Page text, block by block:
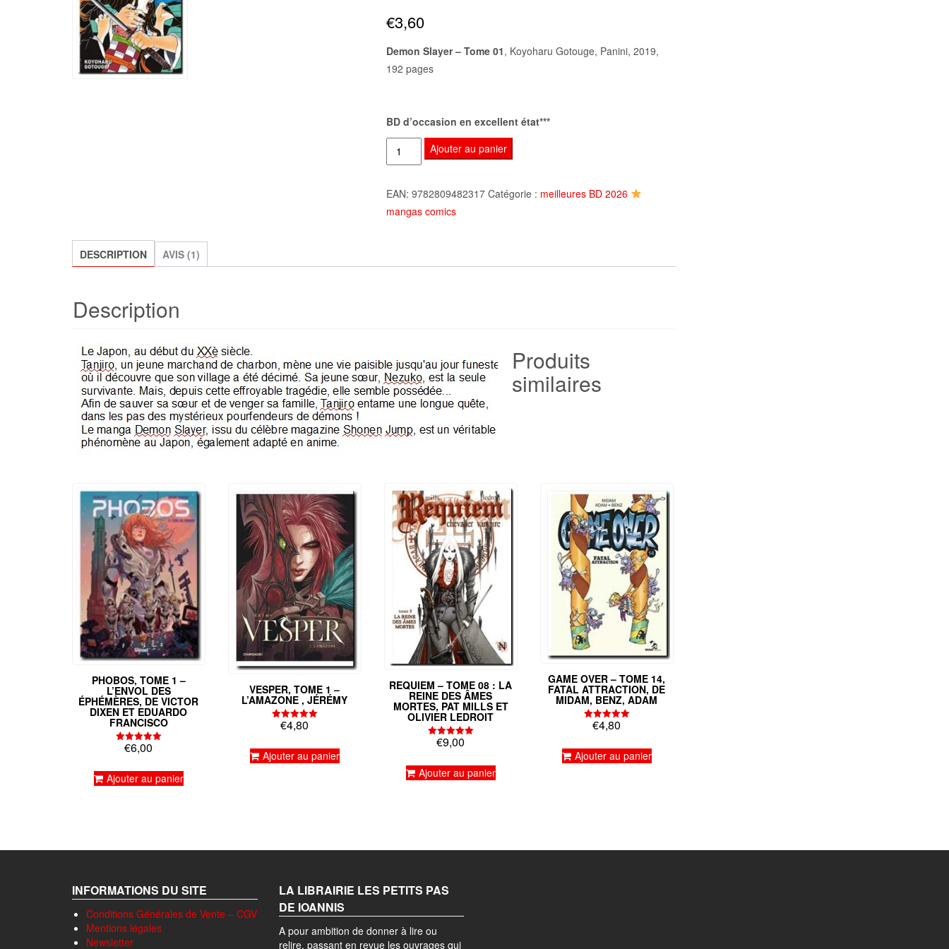
basé sur
notation
€3,60
Demon Slayer – Tome 01, Koyoharu Gotouge, Panini, 2019,
192 pages
BD d’occasion en excellent état***
quantité
de
Slayer
-
Koyoharu
Ajouter au panier
EAN: 9782809482317 Catégorie : meilleures BD 2026
mangas comics
DESCRIPTION AVIS (1)
Description
Produits
similaires
PHOBOS, TOME 1 –
L’ENVOL DES
ÉPHÉMÈRES, DE VICTOR
DIXEN ET EDUARDO
FRANCISCO
Note
5.00
€6,00
Ajouter au panier
VESPER, TOME 1 –
L’AMAZONE , JÉRÉMY
Note
5.00
€4,80
Ajouter au panier
REQUIEM – TOME 08 : LA
REINE DES ÂMES
MORTES, PAT MILLS ET
OLIVIER LEDROIT
Note
5.00
€9,00
Ajouter au panier
GAME OVER – TOME 14,
FATAL ATTRACTION, DE
MIDAM, BENZ, ADAM
Note
5.00
€4,80
Ajouter au panier
INFORMATIONS DU SITE
Conditions Générales de Vente – CGV
Mentions légales
Newsletter
LA LIBRAIRIE LES PETITS PAS
DE IOANNIS
A pour ambition de donner à lire ou
relire, passant en revue les ouvrages qui